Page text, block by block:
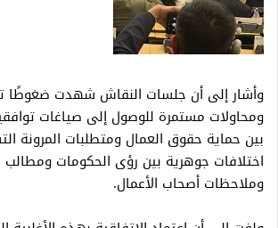
وأشار إلى أن جلسات النقاش شهدت ضغوطًا
ومحاولات مستمرة للوصول إلى صياغات
بين حماية حقوق العمال ومتطلبات المرونة
اختلافات جوهرية بين رؤى الحكومات
وملاحظات أصحاب الأعمال.